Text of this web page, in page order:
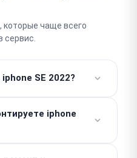
которые чаще всего
SE 2022?
и зависит от
Точную итоговую
бесплатной
iphone